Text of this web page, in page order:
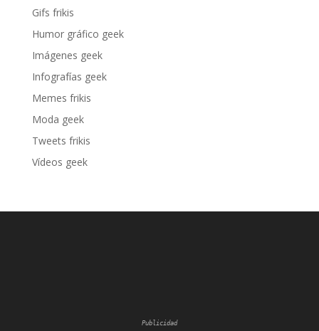
Gifs frikis
Humor gráfico geek
Imágenes geek
Infografías geek
Memes frikis
Moda geek
Tweets frikis
Vídeos geek
Publicidad